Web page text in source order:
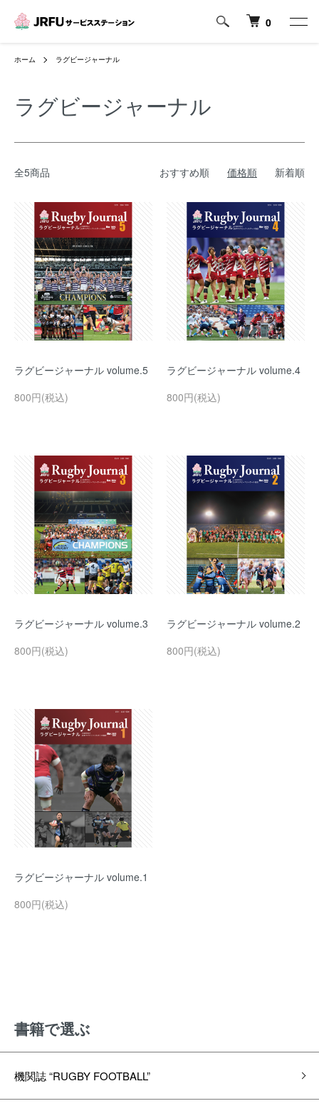
0
ホーム ラグビージャーナル
ラグビージャーナル
全5商品 おすすめ順 価格順 新着順
ラグビージャーナル volume.5
800円(税込)
ラグビージャーナル volume.4
800円(税込)
ラグビージャーナル volume.3
800円(税込)
ラグビージャーナル volume.2
800円(税込)
ラグビージャーナル volume.1
800円(税込)
書籍で選ぶ
機関誌 “RUGBY FOOTBALL”